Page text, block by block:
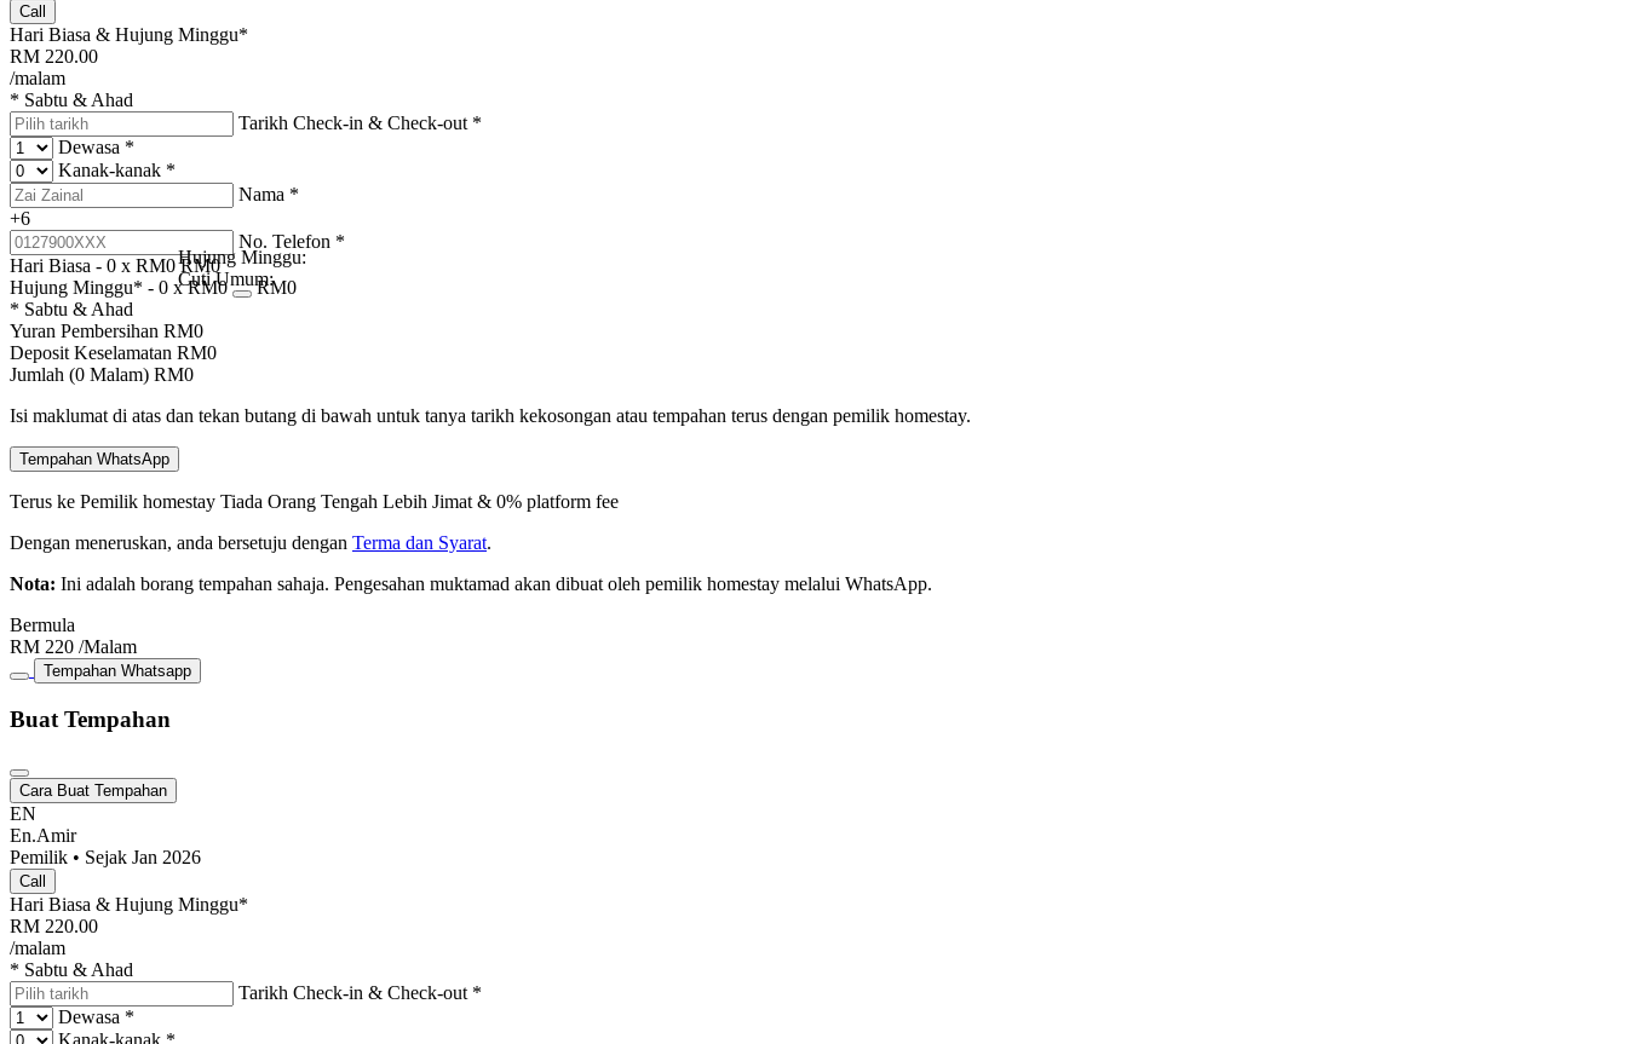
Call
Hari Biasa & Hujung Minggu*
RM 220.00
/malam
* Sabtu & Ahad
Tarikh Check-in & Check-out *
Dewasa *
Kanak-kanak *
Nama *
+6
No. Telefon *
Hari Biasa - 0 x RM0 RM0
Hujung Minggu* - 0 x RM0
Hujung Minggu:
Cuti Umum:RM0
* Sabtu & Ahad
Yuran Pembersihan RM0
Deposit Keselamatan RM0
Jumlah (0 Malam) RM0
Isi maklumat di atas dan tekan butang di bawah untuk tanya tarikh kekosongan atau tempahan terus dengan pemilik homestay.
Tempahan WhatsApp
Terus ke Pemilik homestay Tiada Orang Tengah Lebih Jimat & 0% platform fee
Dengan meneruskan, anda bersetuju dengan Terma dan Syarat.
Nota: Ini adalah borang tempahan sahaja. Pengesahan muktamad akan dibuat oleh pemilik homestay melalui WhatsApp.
Bermula
RM 220 /Malam
Tempahan Whatsapp
Buat Tempahan
Cara Buat Tempahan
EN
En.Amir
Pemilik • Sejak Jan 2026
Call
Hari Biasa & Hujung Minggu*
RM 220.00
/malam
* Sabtu & Ahad
Tarikh Check-in & Check-out *
Dewasa *
Kanak-kanak *